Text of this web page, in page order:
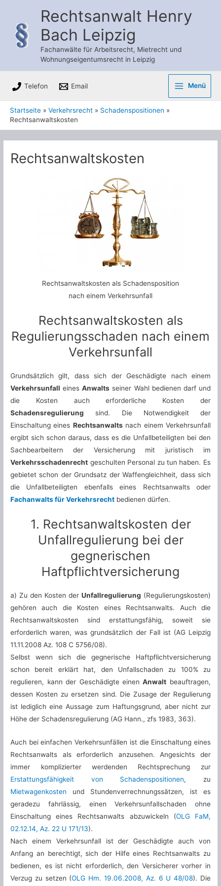
springen
Rechtsanwalt Henry
Bach Leipzig
Fachanwälte für Arbeitsrecht, Mietrecht und
Wohnungseigentumsrecht in Leipzig
Telefon Email
Main
Menü
Startseite Verkehrsrecht
Schadenspositionen
Rechtsanwaltskosten
Rechtsanwaltskosten
Rechtsanwaltskosten als Schadensposition
nach einem Verkehrsunfall
Rechtsanwaltskosten als
Regulierungsschaden nach einem
Verkehrsunfall
Grundsätzlich gilt, dass sich der Geschädigte nach einem
Verkehrsunfall einesAnwalts seiner Wahl bedienen darf und
die Kosten auch erforderliche Kosten der
Schadensregulierung sind. Die Notwendigkeit der
Einschaltung eines Rechtsanwaltsnach einem Verkehrsunfall
ergibt sich schon daraus, dass es die Unfallbeteiligten bei den
Sachbearbeitern der Versicherung mit juristisch im
Verkehrsschadenrecht geschulten Personal zu tun haben. Es
gebietet schon der Grundsatz der Waffengleichheit, dass sich
die Unfallbeteiligten ebenfalls eines Rechtsanwalts oder
Fachanwalts für Verkehrsrecht bedienen dürfen.
1. Rechtsanwaltskosten der
Unfallregulierung bei der
gegnerischen
Haftpflichtversicherung
a) Zu den Kosten der Unfallregulierung (Regulierungskosten)
gehören auch die Kosten eines Rechtsanwalts. Auch die
Rechtsanwaltskosten sind erstattungsfähig, soweit sie
erforderlich waren, was grundsätzlich der Fall ist (AG Leipzig
11.11.2008 Az. 108 C 5756/08).
Selbst wenn sich die gegnerische Haftpflichtversicherung
schon bereit erklärt hat, den Unfallschaden zu 100% zu
regulieren, kann der Geschädigte einenAnwalt beauftragen,
dessen Kosten zu ersetzen sind. Die Zusage der Regulierung
ist lediglich eine Aussage zum Haftungsgrund, aber nicht zur
Höhe der Schadensregulierung (AG Hann., zfs 1983, 363).
Auch bei einfachen Verkehrsunfällen ist die Einschaltung eines
Rechtsanwalts als erforderlich anzusehen. Angesichts der
immer komplizierter werdenden Rechtsprechung zur
Erstattungsfähigkeit von Schadenspositionen, zu
Mietwagenkosten und Stundenverrechnungssätzen, ist es
geradezu fahrlässig, einen Verkehrsunfallschaden ohne
Einschaltung eines Rechtsanwalts abzuwickeln (OLG FaM,
02.12.14, Az. 22 U 171/13).
Nach einem Verkehrsunfall ist der Geschädigte auch von
Anfang an berechtigt, sich der Hilfe eines Rechtsanwalts zu
bedienen, es ist nicht erforderlich, den Versicherer vorher in
Verzug zu setzen (OLG Hm. 19.06.2008, Az. 6 U 48/08). Die